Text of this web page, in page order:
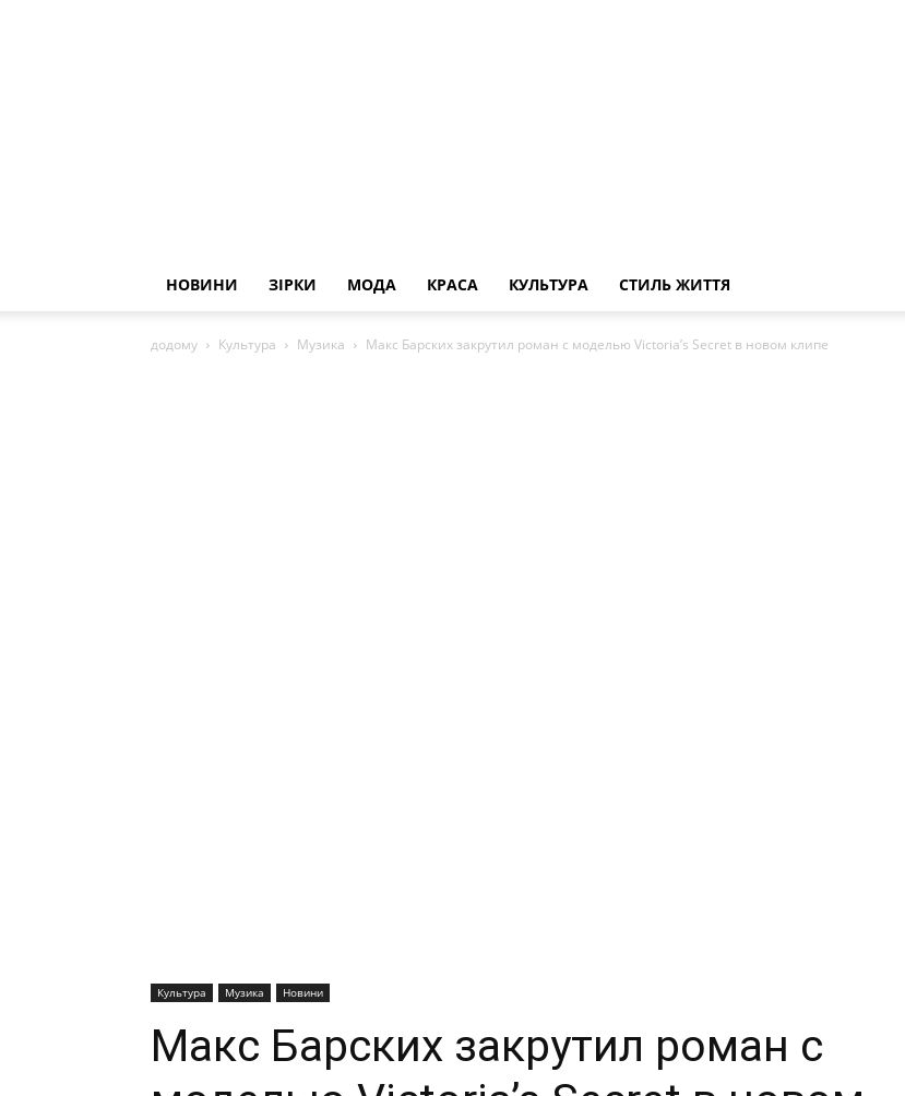
НОВИНИ ЗІРКИ МОДА КРАСА КУЛЬТУРА СТИЛЬ ЖИТТЯ
додому Культура Музика Макс Барских закрутил роман с моделью Victoria’s Secret в новом клипе
Культура Музика Новини
Макс Барских закрутил роман с